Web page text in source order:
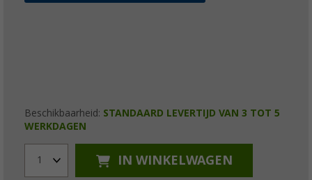
Beschikbaarheid: STANDAARD LEVERTIJD VAN 3 TOT 5
WERKDAGEN
1 IN WINKELWAGEN